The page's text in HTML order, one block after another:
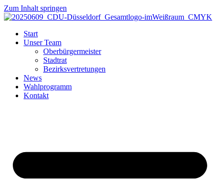
Zum Inhalt springen
Start
Unser Team
Oberbürgermeister
Stadtrat
Bezirksvertretungen
News
Wahlprogramm
Kontakt